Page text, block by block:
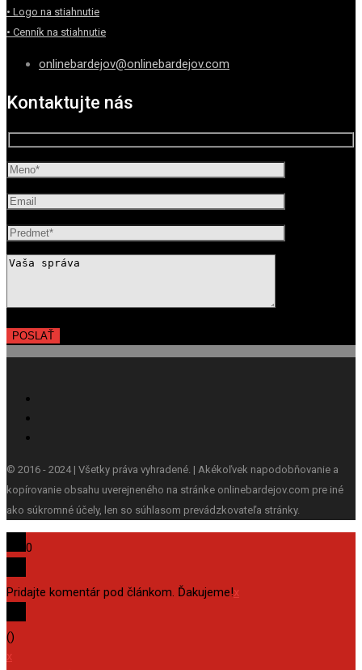
• Logo na stiahnutie
• Cenník na stiahnutie
onlinebardejov@onlinebardejov.com
Kontaktujte nás
© 2016 - 2024 | Všetky práva vyhradené. | Akékoľvek napodobňovanie a
kopírovanie obsahu uverejneného na stránke onlinebardejov.com pre iné
ako súkromné účely, len so súhlasom prevádzkovateľa stránky.
0
Pridajte komentár pod článkom. Ďakujeme!x
()
x